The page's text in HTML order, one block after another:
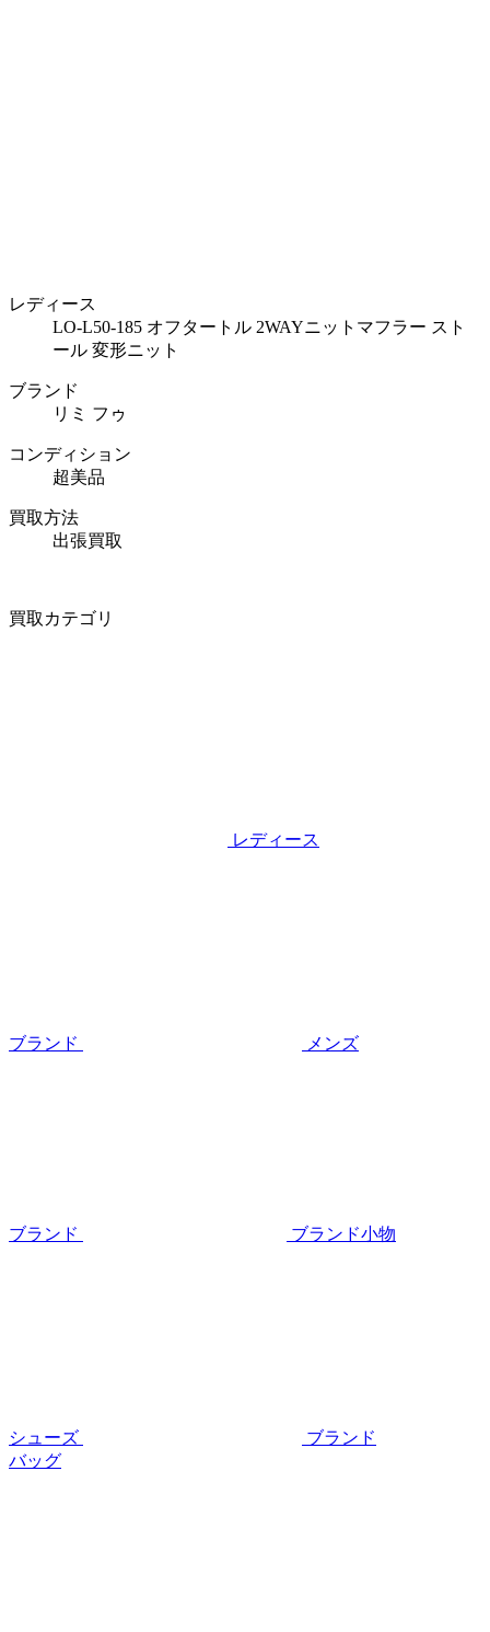
レディース
LO-L50-185 オフタートル 2WAYニットマフラー スト
ール 変形ニット
ブランド
リミ フゥ
コンディション
超美品
買取方法
出張買取
買取カテゴリ
レディース
ブランド メンズ
ブランド ブランド小物
シューズ
ブランド
バッグ